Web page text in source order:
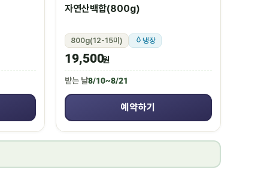
자연산백합(800g)
800g(12-15미) 냉장
19,500원
받는 날8/10~8/21
예약하기